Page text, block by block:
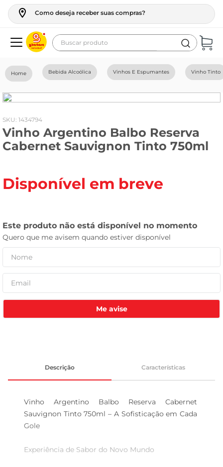
Como deseja receber suas compras?
Buscar produto
Bebida Alcoólica Vinhos E Espumantes Vinho Tinto
: 1434794
Vinho Argentino Balbo Reserva
Cabernet Sauvignon Tinto 750ml
Disponível em breve
Me avise
Descrição Características
Vinho Argentino Balbo Reserva Cabernet
Sauvignon Tinto 750ml – A Sofisticação em Cada
Gole
Experiência de Sabor do Novo Mundo
geladeira
fogao
café
cerveja
leite
leite pó